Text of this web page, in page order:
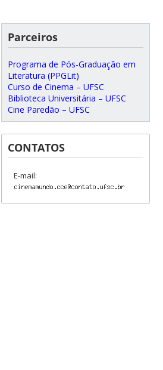
Parceiros
Programa de Pós-Graduação em
Literatura (PPGLit)
Curso de Cinema – UFSC
Biblioteca Universitária – UFSC
Cine Paredão – UFSC
CONTATOS
E-mail: